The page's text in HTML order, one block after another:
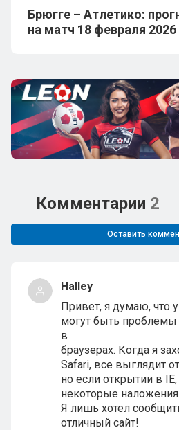
Брюгге – Атлетико:
на матч 18 февраля 2026
Комментарии 2
Оставить
Halley
Привет, я думаю, что
могут быть
в
браузерах. Когда я
Safari, все выглядит
но если открытии в
некоторые
Я лишь хотел
отличный сайт!